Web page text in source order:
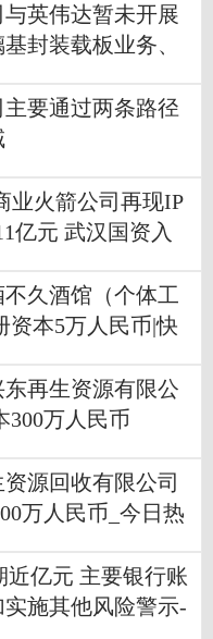
英伟达暂未开展
封装载板业务、
-最新资讯
要通过两条路径
业火箭公司再现IP
亿元 武汉国资入
久酒馆（个体工
资本5万人民币|快
再生资源有限公
300万人民币
源回收有限公司
万人民币_今日热
近亿元 主要银行账
实施其他风险警示-